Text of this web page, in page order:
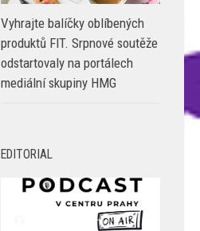
Vyhrajte balíčky oblíbených
produktů FIT. Srpnové soutěže
odstartovaly na portálech
mediální skupiny HMG
EDITORIAL